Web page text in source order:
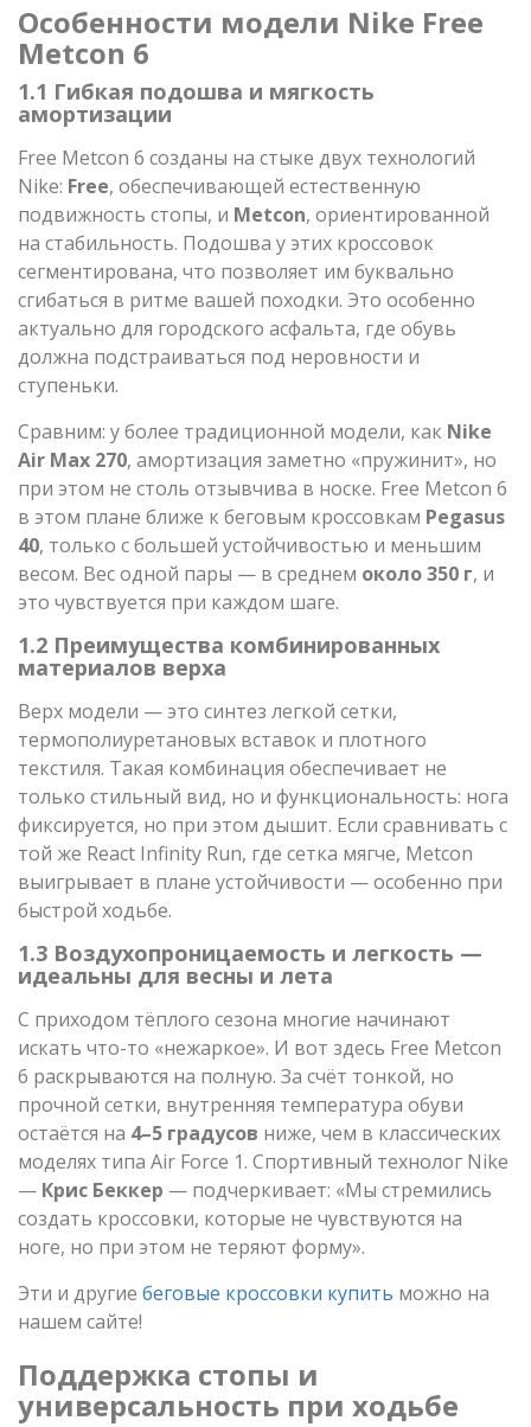
Особенности модели Nike Free
Metcon 6
1.1 Гибкая подошва и мягкость
амортизации
Free Metcon 6 созданы на стыке двух технологий
Nike: Free, обеспечивающей естественную
подвижность стопы, и Metcon, ориентированной
на стабильность. Подошва у этих кроссовок
сегментирована, что позволяет им буквально
сгибаться в ритме вашей походки. Это особенно
актуально для городского асфальта, где обувь
должна подстраиваться под неровности и
ступеньки.
Сравним: у более традиционной модели, как Nike
Air Max 270, амортизация заметно «пружинит», но
при этом не столь отзывчива в носке. Free Metcon 6
в этом плане ближе к беговым кроссовкам Pegasus
40, только с большей устойчивостью и меньшим
весом. Вес одной пары — в среднем около 350 г, и
это чувствуется при каждом шаге.
1.2 Преимущества комбинированных
материалов верха
Верх модели — это синтез легкой сетки,
термополиуретановых вставок и плотного
текстиля. Такая комбинация обеспечивает не
только стильный вид, но и функциональность: нога
фиксируется, но при этом дышит. Если сравнивать с
той же React Infinity Run, где сетка мягче, Metcon
выигрывает в плане устойчивости — особенно при
быстрой ходьбе.
1.3 Воздухопроницаемость и легкость —
идеальны для весны и лета
С приходом тёплого сезона многие начинают
искать что-то «нежаркое». И вот здесь Free Metcon
6 раскрываются на полную. За счёт тонкой, но
прочной сетки, внутренняя температура обуви
остаётся на 4–5 градусов ниже, чем в классических
моделях типа Air Force 1. Спортивный технолог Nike
— Крис Беккер — подчеркивает: «Мы стремились
создать кроссовки, которые не чувствуются на
ноге, но при этом не теряют форму».
Эти и другие беговые кроссовки купить можно на
нашем сайте!
Поддержка стопы и
универсальность при ходьбе